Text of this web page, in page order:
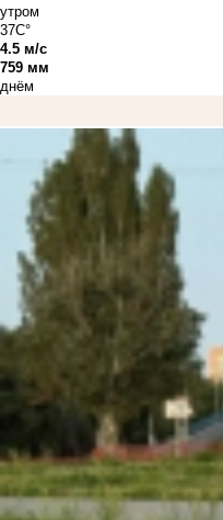
утром
37C°
4.5 м/с
759 мм
днём